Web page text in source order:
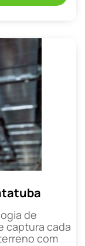
de
captura cada
com